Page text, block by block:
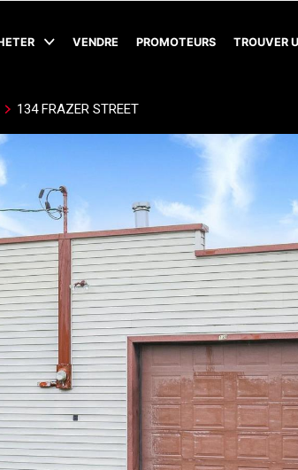
VENDRE PROMOTEURS TROUVER
134 FRAZER STREET